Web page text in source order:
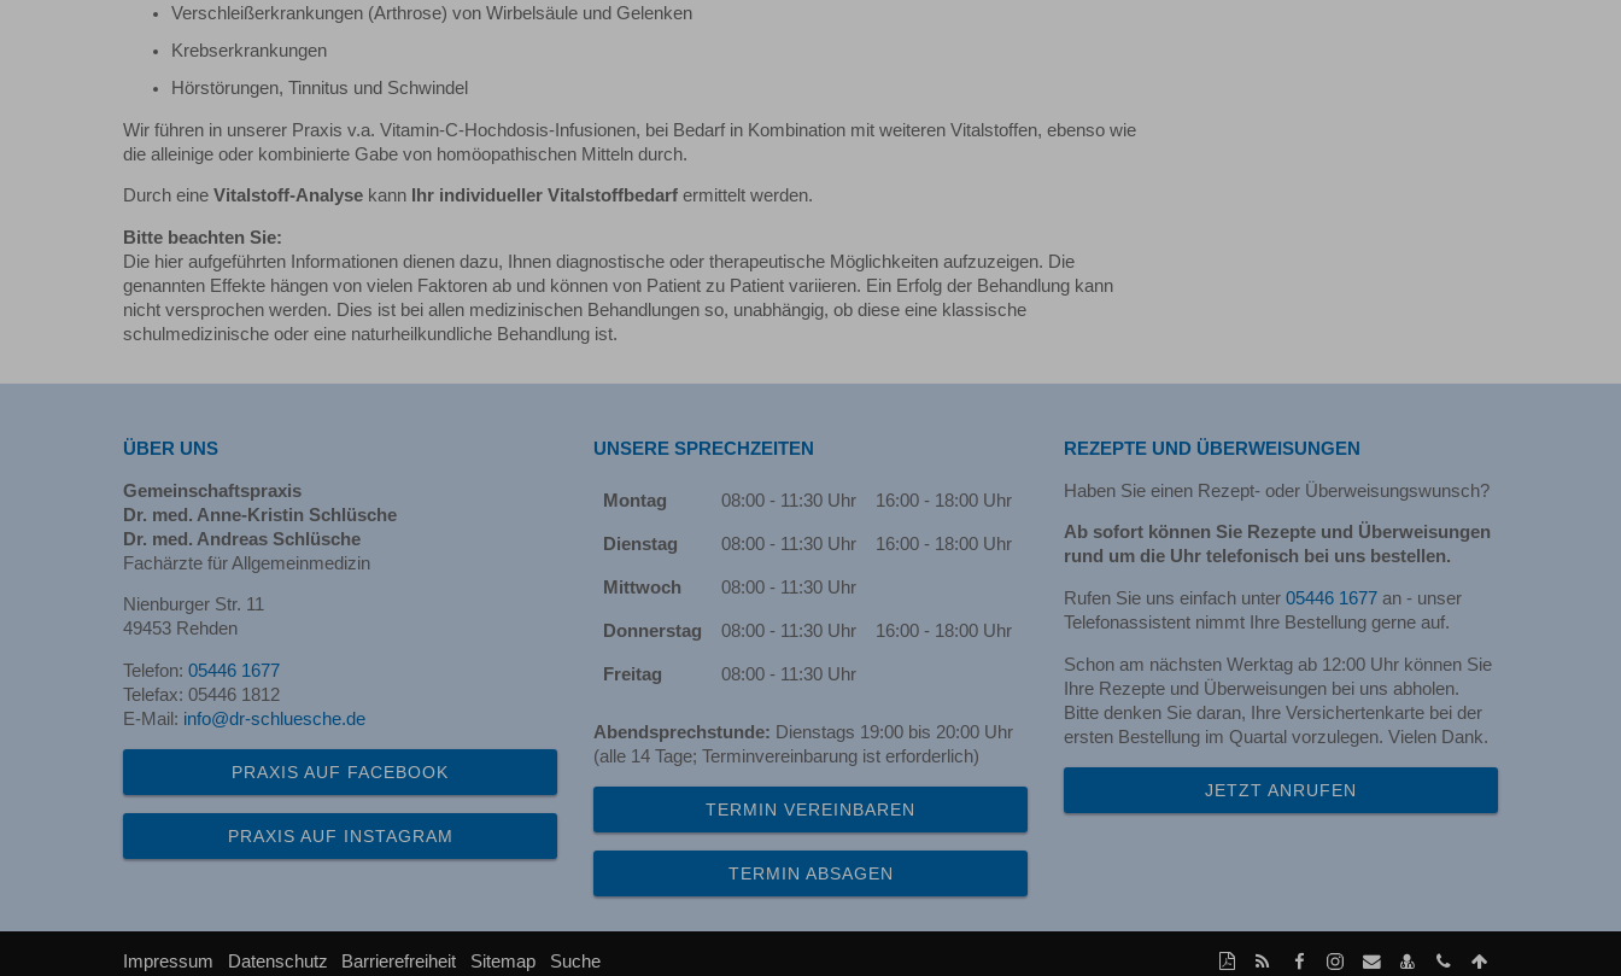
Verschleißerkrankungen (Arthrose) von Wirbelsäule und Gelenken
Krebserkrankungen
Hörstörungen, Tinnitus und Schwindel
Wir führen in unserer Praxis v.a. Vitamin-C-Hochdosis-Infusionen, bei Bedarf in Kombination mit weiteren Vitalstoffen, ebenso wie
die alleinige oder kombinierte Gabe von homöopathischen Mitteln durch.
Durch eine Vitalstoff-Analyse kann Ihr individueller Vitalstoffbedarf ermittelt werden.
Bitte beachten Sie:
Die hier aufgeführten Informationen dienen dazu, Ihnen diagnostische oder therapeutische Möglichkeiten aufzuzeigen. Die
genannten Effekte hängen von vielen Faktoren ab und können von Patient zu Patient variieren. Ein Erfolg der Behandlung kann
nicht versprochen werden. Dies ist bei allen medizinischen Behandlungen so, unabhängig, ob diese eine klassische
schulmedizinische oder eine naturheilkundliche Behandlung ist.
ÜBER UNS
Gemeinschaftspraxis
Dr. med. Anne-Kristin Schlüsche
Dr. med. Andreas Schlüsche
Fachärzte für Allgemeinmedizin
Nienburger Str. 11
49453 Rehden
Telefon: 05446 1677
Telefax: 05446 1812
E-Mail: info@dr-schluesche.de
PRAXIS AUF FACEBOOK
PRAXIS AUF INSTAGRAM
UNSERE SPRECHZEITEN
Montag 08:00 - 11:30 Uhr 16:00 - 18:00 Uhr
Dienstag 08:00 - 11:30 Uhr 16:00 - 18:00 Uhr
Mittwoch 08:00 - 11:30 Uhr
Donnerstag 08:00 - 11:30 Uhr 16:00 - 18:00 Uhr
Freitag 08:00 - 11:30 Uhr
Abendsprechstunde: Dienstags 19:00 bis 20:00 Uhr
(alle 14 Tage; Terminvereinbarung ist erforderlich)
TERMIN VEREINBAREN
TERMIN ABSAGEN
REZEPTE UND ÜBERWEISUNGEN
Haben Sie einen Rezept- oder Überweisungswunsch?
Ab sofort können Sie Rezepte und Überweisungen
rund um die Uhr telefonisch bei uns bestellen.
Rufen Sie uns einfach unter 05446 1677 an - unser
Telefonassistent nimmt Ihre Bestellung gerne auf.
Schon am nächsten Werktag ab 12:00 Uhr können Sie
Ihre Rezepte und Überweisungen bei uns abholen.
Bitte denken Sie daran, Ihre Versichertenkarte bei der
ersten Bestellung im Quartal vorzulegen. Vielen Dank.
JETZT ANRUFEN
Impressum Datenschutz Barrierefreiheit Sitemap Suche
Diese RSS-
Facebook-Instagram-
Per
vCard Kontakt